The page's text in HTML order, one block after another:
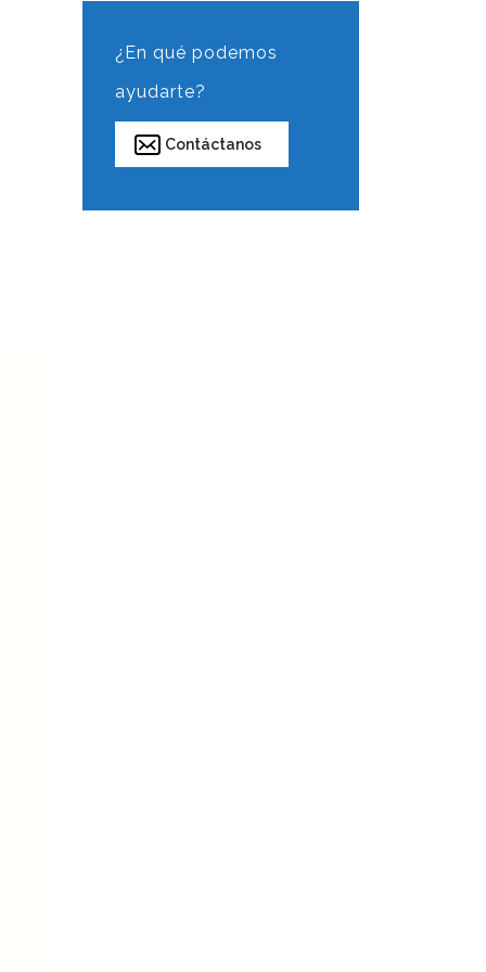
¿En qué podemos
ayudarte?
Contáctanos